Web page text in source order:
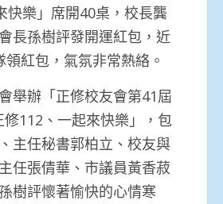
快樂」席開40桌，校長龔
長孫樹評發開運紅包，近
紅包，氣氛非常熱絡。
舉辦「正修校友會第41屆
112、一起來快樂」，包
主任秘書郭柏立、校友與
任張倩華、市議員黃香菽
樹評懷著愉快的心情寒